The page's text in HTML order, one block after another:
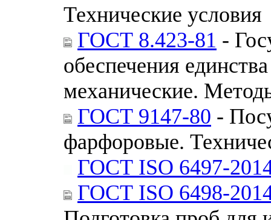
Технические условия
ГОСТ 8.423-81 -
обеспечения
механические.
ГОСТ 9147-80 -
фарфоровые.
ГОСТ ISO 6497-
ГОСТ ISO 6498-